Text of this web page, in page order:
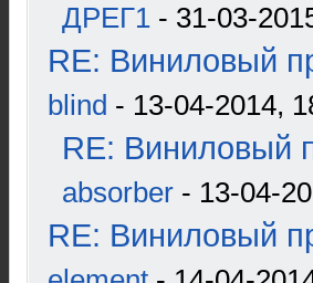
ДРЕГ1 - 31-03-
RE: Виниловый
blind - 13-04-2014,
RE: Виниловый
absorber - 13-04-
RE: Виниловый